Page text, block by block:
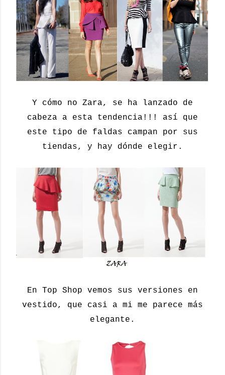
Y cómo no Zara, se ha lanzado de
cabeza a esta tendencia!!! así que
este tipo de faldas campan por sus
tiendas, y hay dónde elegir.
En Top Shop vemos sus versiones en
vestido, que casi a mi me parece más
elegante.